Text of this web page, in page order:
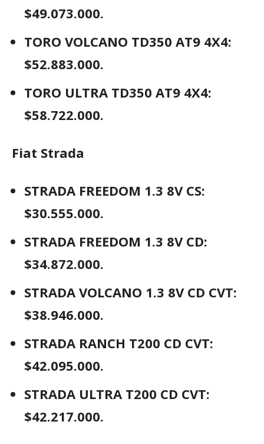
$49.073.000.
TORO VOLCANO TD350 AT9 4X4:
$52.883.000.
TORO ULTRA TD350 AT9 4X4:
$58.722.000.
Fiat Strada
STRADA FREEDOM 1.3 8V CS:
$30.555.000.
STRADA FREEDOM 1.3 8V CD:
$34.872.000.
STRADA VOLCANO 1.3 8V CD CVT:
$38.946.000.
STRADA RANCH T200 CD CVT:
$42.095.000.
STRADA ULTRA T200 CD CVT:
$42.217.000.